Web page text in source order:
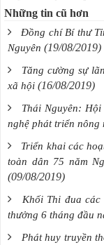
Những tin cũ hơn
Đồng chí Bí thư
Nguyên (19/08/2019)
Tăng cường sự
xã hội (16/08/2019)
Thái Nguyên:
nghệ phát triển nông
Triển khai các
toàn dân 75 năm
(09/08/2019)
Khối Thi đua
thưởng 6 tháng đầu
Phát huy truyền